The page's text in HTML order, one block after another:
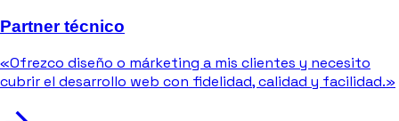
Partner técnico
«Ofrezco diseño o márketing a mis clientes y necesito
cubrir el desarrollo web con fidelidad, calidad y facilidad.»